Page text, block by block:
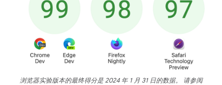
浏览器实验版本的最终得分是 2024 年 1 月 31 日的数据。 请参阅